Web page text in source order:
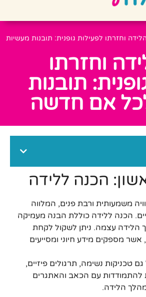
וחזרתו לפעילות גופנית: תובנות מעשיות
וחזרתו
תובנות
אם חדשה
הכנה ללידה
משמעותית ורבת פנים, המלווה
הכנה ללידה כוללת הבנה מעמיקה
הלידה עצמה. ניתן לשקול לקחת
מספקים מידע חיוני ומסייעים
טכניקות נשימה, תרגולים פיזיים,
להתמודדות עם הכאב והאתגרים
הלידה.